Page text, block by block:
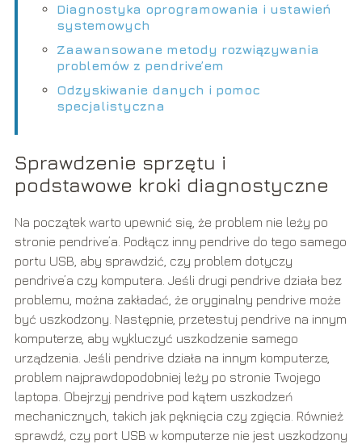
Diagnostyka oprogramowania i ustawień
systemowych
Zaawansowane metody rozwiązywania
problemów z pendrive’em
Odzyskiwanie danych i pomoc
specjalistyczna
Sprawdzenie sprzętu i
podstawowe kroki diagnostyczne
Na początek warto upewnić się, że problem nie leży po
stronie pendrive’a. Podłącz inny pendrive do tego samego
portu USB, aby sprawdzić, czy problem dotyczy
pendrive’a czy komputera. Jeśli drugi pendrive działa bez
problemu, można zakładać, że oryginalny pendrive może
być uszkodzony. Następnie, przetestuj pendrive na innym
komputerze, aby wykluczyć uszkodzenie samego
urządzenia. Jeśli pendrive działa na innym komputerze,
problem najprawdopodobniej leży po stronie Twojego
laptopa. Obejrzyj pendrive pod kątem uszkodzeń
mechanicznych, takich jak pęknięcia czy zgięcia. Również
sprawdź, czy port USB w komputerze nie jest uszkodzony